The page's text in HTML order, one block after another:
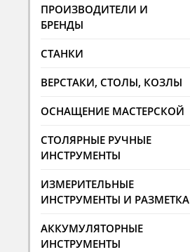
ПРОИЗВОДИТЕЛИ И
БРЕНДЫ
СТАНКИ
ВЕРСТАКИ, СТОЛЫ, КОЗЛЫ
ОСНАЩЕНИЕ МАСТЕРСКОЙ
СТОЛЯРНЫЕ РУЧНЫЕ
ИНСТРУМЕНТЫ
ИЗМЕРИТЕЛЬНЫЕ
ИНСТРУМЕНТЫ И РАЗМЕТКА
АККУМУЛЯТОРНЫЕ
ИНСТРУМЕНТЫ